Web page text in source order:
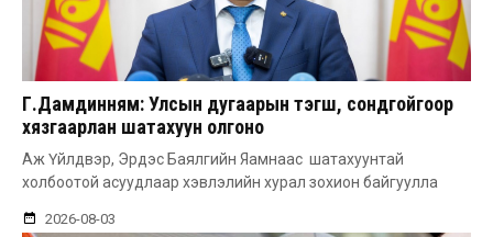
Г.Дамдинням: Улсын дугаарын тэгш, сондгойгоор
хязгаарлан шатахуун олгоно
Аж Үйлдвэр, Эрдэс Баялгийн Яамнаас шатахуунтай
холбоотой асуудлаар хэвлэлийн хурал зохион байгуулла
2026-08-03